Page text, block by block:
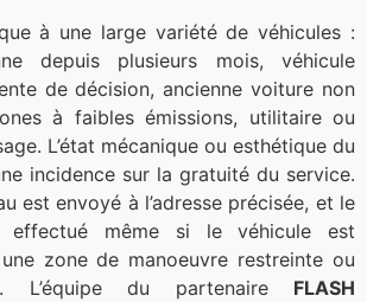
à une large variété de véhicules :
depuis plusieurs mois, véhicule
de décision, ancienne voiture non
à faibles émissions, utilitaire ou
L’état mécanique ou esthétique du
incidence sur la gratuité du service.
est envoyé à l’adresse précisée, et le
effectué même si le véhicule est
zone de manoeuvre restreinte ou
L’équipe du partenaire FLASH